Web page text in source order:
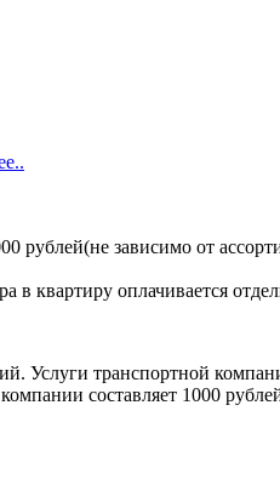
зависимо от
в квартиру оплачивается
Услуги транспортной
составляет 1000